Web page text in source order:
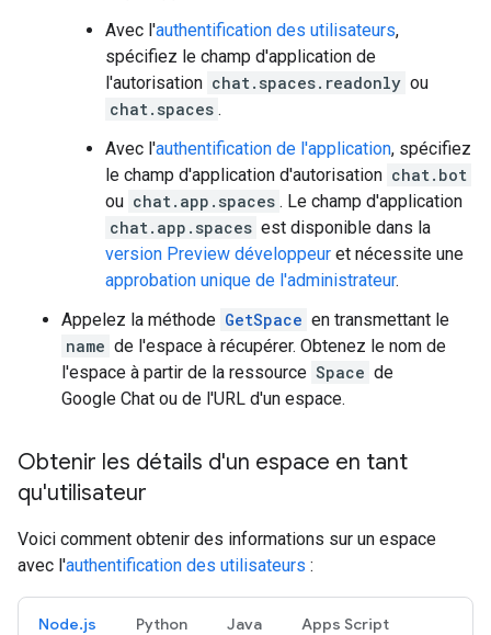
Avec l'authentification des utilisateurs,
spécifiez le champ d'application de
l'autorisation chat.spaces.readonly ou
chat.spaces .
Avec l'authentification de l'application, spécifiez
le champ d'application d'autorisation chat.bot
ou chat.app.spaces . Le champ d'application
chat.app.spaces est disponible dans la
version Preview développeur et nécessite une
approbation unique de l'administrateur.
Appelez la méthode GetSpace en transmettant le
name de l'espace à récupérer. Obtenez le nom de
l'espace à partir de la ressource Space de
Google Chat ou de l'URL d'un espace.
Obtenir les détails d'un espace en tant
qu'utilisateur
Voici comment obtenir des informations sur un espace
avec l'authentification des utilisateurs :
Node.js Python Java Apps Script